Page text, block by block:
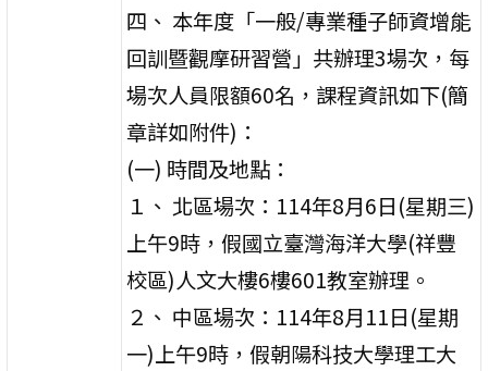
四、 本年度「一般/專業種子師資增能
回訓暨觀摩研習營」共辦理3場次，每
場次人員限額60名，課程資訊如下(簡
章詳如附件)：
(一) 時間及地點：
１、 北區場次：114年8月6日(星期三)
上午9時，假國立臺灣海洋大學(祥豐
校區)人文大樓6樓601教室辦理。
２、 中區場次：114年8月11日(星期
一)上午9時，假朝陽科技大學理工大